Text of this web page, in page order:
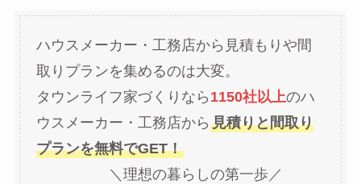
ハウスメーカー・工務店から見積もりや間
取りプランを集めるのは大変。
タウンライフ家づくりなら 1150社以上のハ
ウスメーカー・工務店から 見積りと間取り
プランを無料でGET！
＼理想の暮らしの第一歩／